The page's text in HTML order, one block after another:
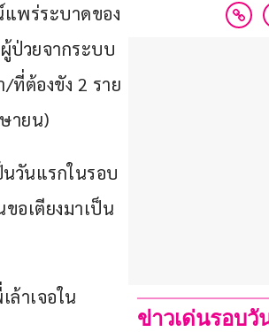
พร่ระบาดของ
ป่วยจากระบบ
/ที่ต้องขัง 2 ราย
ายน)
วันแรกในรอบ
อเตียงมาเป็น
าเจอใน
ข่าวเด่นรอบวั